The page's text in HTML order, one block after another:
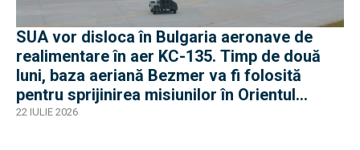
SUA vor disloca în Bulgaria aeronave de
realimentare în aer KC-135. Timp de două
luni, baza aeriană Bezmer va fi folosită
pentru sprijinirea misiunilor în Orientul
Mijlociu
22 IULIE 2026